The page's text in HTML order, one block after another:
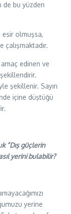
de bu yüzden
esir olmuşsa,
edinen ve
şekillenir. Sayın
içine düştüğü
“Dış güçlerin
yerini bulabilir?
yerine